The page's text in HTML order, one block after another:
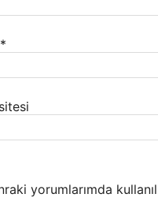
*
yorumlarımda